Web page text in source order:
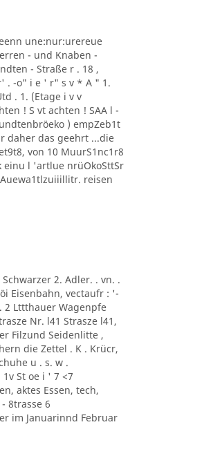
une:nur:urereue
- und Knaben -
- Straße r . 18 ,
. -o" i e ' r" s v * A " 1.
. 1. (Etage i v v
! S vt achten ! SAA l -
) empZeb1t
daher das geehrt ...die
von 10 MuurS1nc1r8
einu l 'artlue nrüOkoSttSr
reisen
2. Adler. . vn. .
Eisenbahn, vectaufr : '-
2 Lttthauer Wagenpfe
Nr. l41 Strasze l41,
Filzund Seidenlitte ,
die Zettel . K . Krücr,
u . s. w .
St oe i ' 7 <7
aktes Essen, tech,
8trasse 6
im Januarinnd Februar